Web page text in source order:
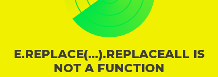
E.REPLACE(...).REPLACEALL IS
NOT A FUNCTION